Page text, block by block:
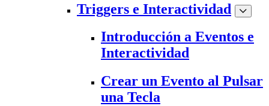
Triggers e Interactividad
Introducción a Eventos e
Interactividad
Crear un Evento al Pulsar
una Tecla